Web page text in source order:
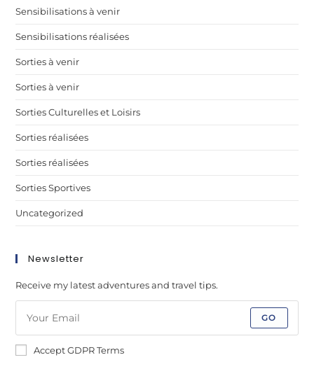
Sensibilisations à venir
Sensibilisations réalisées
Sorties à venir
Sorties à venir
Sorties Culturelles et Loisirs
Sorties réalisées
Sorties réalisées
Sorties Sportives
Uncategorized
Newsletter
Receive my latest adventures and travel tips.
GO
Accept GDPR Terms